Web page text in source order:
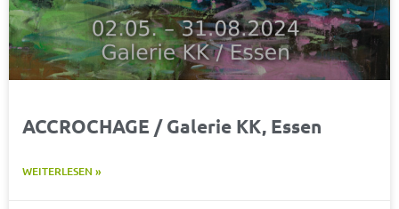
ACCROCHAGE / Galerie KK, Essen
WEITERLESEN »